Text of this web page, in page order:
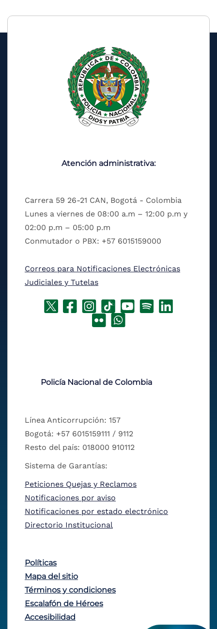
Atención administrativa:
Carrera 59 26-21 CAN, Bogotá - Colombia
Lunes a viernes de 08:00 a.m – 12:00 p.m y
02:00 p.m – 05:00 p.m
Conmutador o PBX: +57 6015159000
Correos para Notificaciones Electrónicas
Judiciales y Tutelas
Policía Nacional de Colombia
Línea Anticorrupción: 157
Bogotá: +57 6015159111 / 9112
Resto del país: 018000 910112
Sistema de Garantías:
Peticiones Quejas y Reclamos
Notificaciones por aviso
Notificaciones por estado electrónico
Directorio Institucional
Políticas
Mapa del sitio
Términos y condiciones
Escalafón de Héroes
Accesibilidad